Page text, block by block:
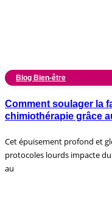
Blog Bien-être
Comment soulager la
chimiothérapie grâce
Cet épuisement profond et
protocoles lourds impacte
au